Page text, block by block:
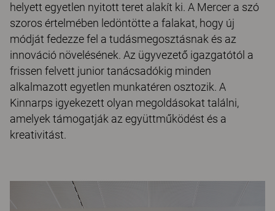
helyett egyetlen nyitott teret alakít ki. A Mercer a szó
szoros értelmében ledöntötte a falakat, hogy új
módját fedezze fel a tudásmegosztásnak és az
innováció növelésének. Az ügyvezető igazgatótól a
frissen felvett junior tanácsadókig minden
alkalmazott egyetlen munkatéren osztozik. A
Kinnarps igyekezett olyan megoldásokat találni,
amelyek támogatják az együttműködést és a
kreativitást.